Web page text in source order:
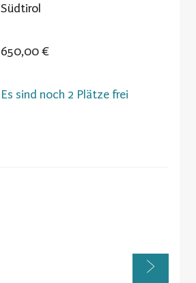
Südtirol
650,00 €
Es sind noch 2 Plätze frei